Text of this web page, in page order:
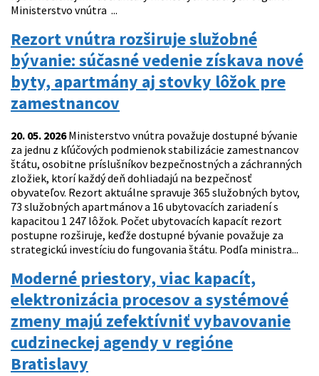
Ministerstvo vnútra ...
Rezort vnútra rozširuje služobné
bývanie: súčasné vedenie získava nové
byty, apartmány aj stovky lôžok pre
zamestnancov
20. 05. 2026Ministerstvo vnútra považuje dostupné bývanie
za jednu z kľúčových podmienok stabilizácie zamestnancov
štátu, osobitne príslušníkov bezpečnostných a záchranných
zložiek, ktorí každý deň dohliadajú na bezpečnosť
obyvateľov. Rezort aktuálne spravuje 365 služobných bytov,
73 služobných apartmánov a 16 ubytovacích zariadení s
kapacitou 1 247 lôžok. Počet ubytovacích kapacít rezort
postupne rozširuje, keďže dostupné bývanie považuje za
strategickú investíciu do fungovania štátu. Podľa ministra...
Moderné priestory, viac kapacít,
elektronizácia procesov a systémové
zmeny majú zefektívniť vybavovanie
cudzineckej agendy v regióne
Bratislavy